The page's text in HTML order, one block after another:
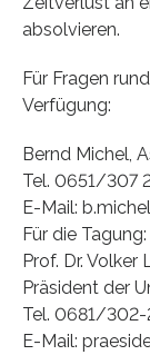
absolvieren.
Für Fragen
Verfügung:
Bernd Michel,
Tel. 0651/307
E-Mail:
Für die Tagung:
Prof. Dr. Volker
Präsident der
Tel. 0681/
E-Mail: